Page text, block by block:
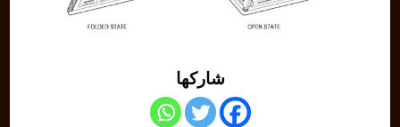
شاركها